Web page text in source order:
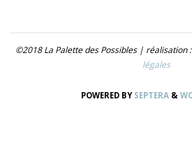
- 21.07- 5.09 : TROUVER LE NOM
©2018 La Palette des Possibles | réalisation
légales
POWERED BYSEPTERA &